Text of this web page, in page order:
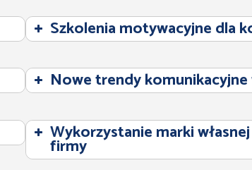
Szkolenia motywacyjne dla
Nowe trendy komunikacyjne
Wykorzystanie marki
firmy